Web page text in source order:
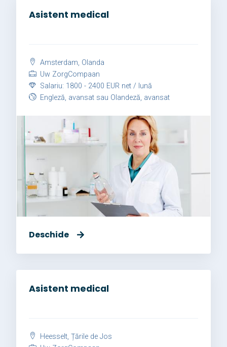
Asistent medical
Amsterdam, Olanda
Uw ZorgCompaan
Salariu: 1800 - 2400 EUR net / lună
Engleză, avansat sau Olandeză, avansat
Deschide
Asistent medical
Heesselt, Țările de Jos